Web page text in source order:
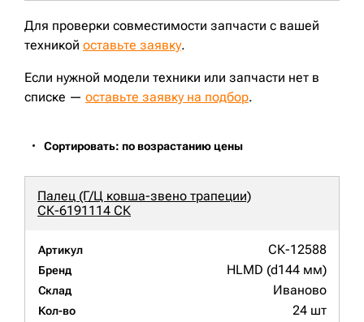
EX165LC;ZX240; EX230LCH-5;JohnDeere2154D;
EX200LCK-2;ZX180-3;ZX240N-3;ZX180LC-3;
JohnDeere2054;CLG220LC;ZX210LC-3;
Для проверки совместимости запчасти с вашей
техникой оставьте заявку.
Если нужной модели техники или запчасти нет в
списке — оставьте заявку на подбор.
Сортировать: по возрастанию цены
Палец (Г/Ц ковша-звено трапеции)
СК-6191114 СК
Артикул СК-12588
Бренд HLMD (d144 мм)
Склад Иваново
Кол-во 24 шт